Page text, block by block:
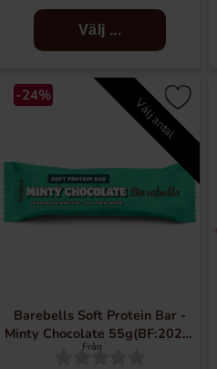
Välj ...
Välj antal
-24%
Barebells Soft Protein Bar -
Minty Chocolate 55g(BF:2026-
06-27)
Från